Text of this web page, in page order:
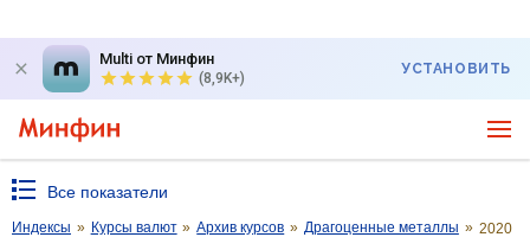
Multi от Минфин
(8,9K+)
УСТАНОВИТЬ
Все показатели
Индексы » Курсы валют » Архив курсов » Драгоценные металлы » 2020